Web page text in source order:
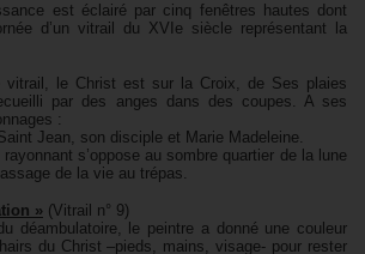
est éclairé par cinq fenêtres hautes dont
d’un vitrail du XVIe siècle représentant la
vitrail, le Christ est sur la Croix, de Ses plaies
par des anges dans des coupes. A ses
:
Jean, son disciple et Marie Madeleine.
s’oppose au sombre quartier de la lune
de la vie au trépas.
» (Vitrail n° 9)
déambulatoire, le peintre a donné une couleur
du Christ –pieds, mains, visage- pour rester